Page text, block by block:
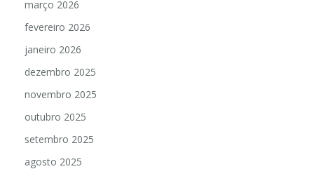
março 2026
fevereiro 2026
janeiro 2026
dezembro 2025
novembro 2025
outubro 2025
setembro 2025
agosto 2025